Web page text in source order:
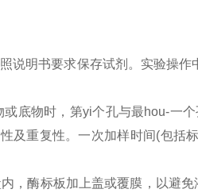
说明书要求保存试剂。实验操
底物时，第yi个孔与最hou-一
及重复性。一次加样时间(包括
，酶标板加上盖或覆膜，以避